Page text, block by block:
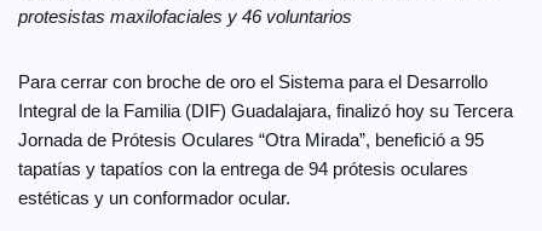
protesistas maxilofaciales y 46 voluntarios
Para cerrar con broche de oro el Sistema para el Desarrollo
Integral de la Familia (DIF) Guadalajara, finalizó hoy su Tercera
Jornada de Prótesis Oculares “Otra Mirada”, benefició a 95
tapatías y tapatíos con la entrega de 94 prótesis oculares
estéticas y un conformador ocular.